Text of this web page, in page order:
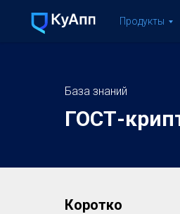
Продукты
База знаний
ГОСТ-
Коротко